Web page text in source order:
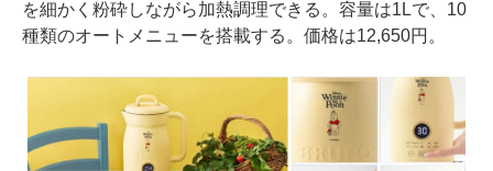
を細かく粉砕しながら加熱調理できる。容量は1Lで、10
種類のオートメニューを搭載する。価格は12,650円。